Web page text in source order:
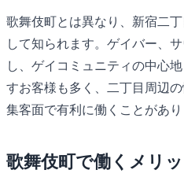
歌舞伎町とは異なり、新宿二
して知られます。ゲイバー、
し、ゲイコミュニティの中心
すお客様も多く、二丁目周辺
集客面で有利に働くことがあり
歌舞伎町で働くメリッ